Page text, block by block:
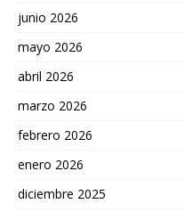
junio 2026
mayo 2026
abril 2026
marzo 2026
febrero 2026
enero 2026
diciembre 2025